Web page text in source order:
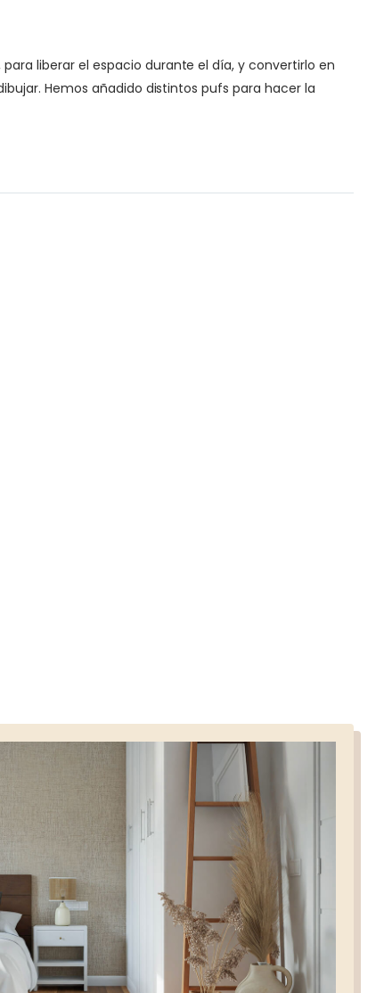
liberar el espacio durante el día, y convertirlo en
Hemos añadido distintos pufs para hacer la